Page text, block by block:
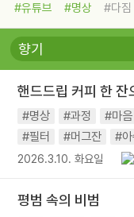
#유튜브 #명상 #다짐
#비전캠프
#독서캠프
#희망
#나눔 #친구
#독서
#건강 #면역력
핸드드립 커피 한 잔
#명상 #과정 #마음
#필터
#머그잔 #
2026.3.10. 화요일
평범 속의 비범